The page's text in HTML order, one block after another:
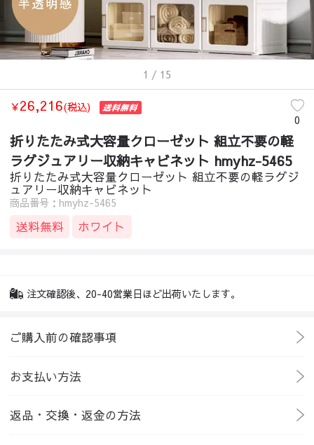
1 / 15
￥26,216(税込)
0
折りたたみ式大容量クローゼット 組立不要の軽
ラグジュアリー収納キャビネット hmyhz-5465
折りたたみ式大容量クローゼット 組立不要の軽ラグジ
ュアリー収納キャビネット
商品番号：hmyhz-5465
送料無料 ホワイト
注文確認後、20-40営業日ほど出荷いたします。
ご購入前の確認事項
お支払い方法
返品・交換・返金の方法